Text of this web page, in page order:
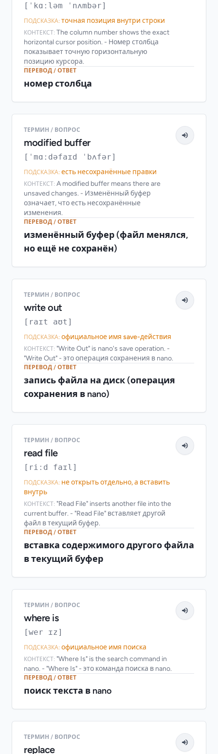
[ˈkɑːləm ˈnʌmbər]
ПОДСКАЗКА: точная позиция внутри строки
КОНТЕКСТ: The column number shows the exact
horizontal cursor position. - Номер столбца
показывает точную горизонтальную
позицию курсора.
ПЕРЕВОД / ОТВЕТ
номер столбца
ТЕРМИН / ВОПРОС
modified buffer
[ˈmɑːdəfaɪd ˈbʌfər]
ПОДСКАЗКА: есть несохранённые правки
КОНТЕКСТ: A modified buffer means there are
unsaved changes. - Изменённый буфер
означает, что есть несохранённые
изменения.
ПЕРЕВОД / ОТВЕТ
изменённый буфер (файл менялся,
но ещё не сохранён)
ТЕРМИН / ВОПРОС
write out
[raɪt aʊt]
ПОДСКАЗКА: официальное имя save-действия
КОНТЕКСТ: "Write Out" is nano's save operation. -
"Write Out" - это операция сохранения в nano.
ПЕРЕВОД / ОТВЕТ
запись файла на диск (операция
сохранения в nano)
ТЕРМИН / ВОПРОС
read file
[riːd faɪl]
ПОДСКАЗКА: не открыть отдельно, а вставить
внутрь
КОНТЕКСТ: "Read File" inserts another file into the
current buffer. - "Read File" вставляет другой
файл в текущий буфер.
ПЕРЕВОД / ОТВЕТ
вставка содержимого другого файла
в текущий буфер
ТЕРМИН / ВОПРОС
where is
[wer ɪz]
ПОДСКАЗКА: официальное имя поиска
КОНТЕКСТ: "Where Is" is the search command in
nano. - "Where Is" - это команда поиска в nano.
ПЕРЕВОД / ОТВЕТ
поиск текста в nano
ТЕРМИН / ВОПРОС
replace